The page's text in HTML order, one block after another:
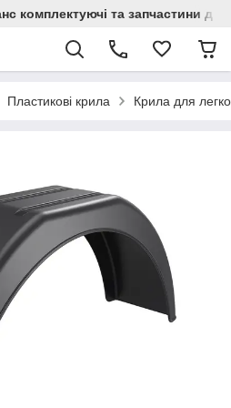
комплектуючі та запчастини
Пластикові крила Крила для